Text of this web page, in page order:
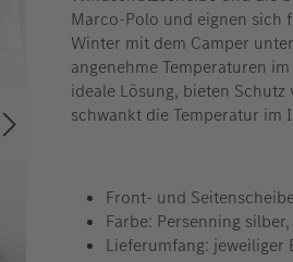
Marco-Polo und eignen sich
Winter mit dem Camper
angenehme Temperaturen
ideale Lösung, bieten
schwankt die Temperatur im
Front- und
Farbe: Persenning
Lieferumfang: jeweiliger